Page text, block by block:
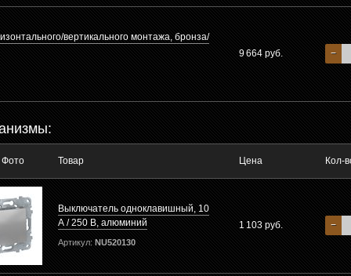
вертикального монтажа, бронза/
9 664 руб.
−
Фото Товар Цена Кол-
Выключатель одноклавишный, 10
А / 250 В, алюминий
Артикул: NU520130
1 103 руб. −